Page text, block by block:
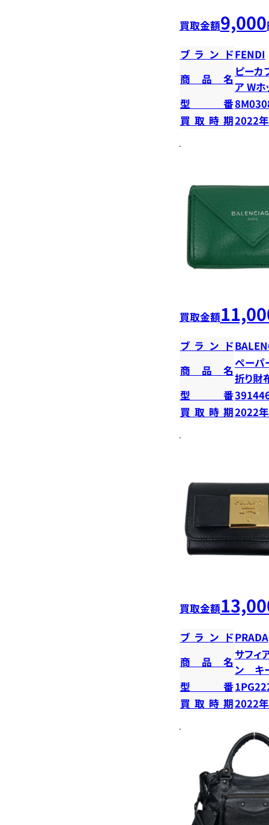
買取金額9,000
ブランドFENDI
商品名
ピーカ
ア Wホ
型番
買取時期2022
買取金額
ブランド
商品名
ペー
折り財
型番
買取時期2022
買取金額
ブランドPRADA
商品名
サフィ
ン キ
型番
買取時期2022